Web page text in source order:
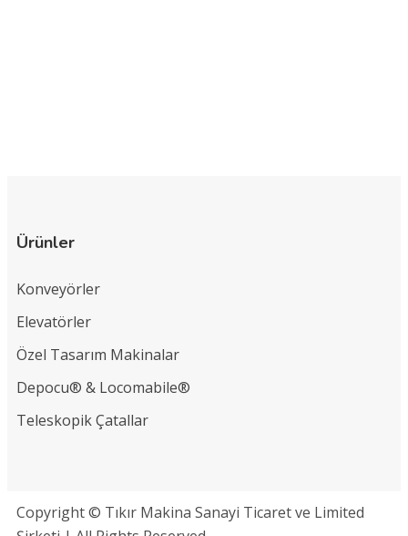
Ürünler
Konveyörler
Elevatörler
Özel Tasarım Makinalar
Depocu® & Locomabile®
Teleskopik Çatallar
Copyright © Tıkır Makina Sanayi Ticaret ve Limited